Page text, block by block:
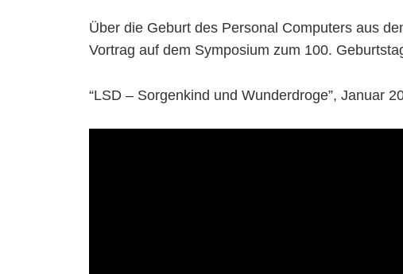
Über die Geburt des Personal Computers aus
Vortrag auf dem Symposium zum 100.
“LSD – Sorgenkind und Wunderdroge”, Januar